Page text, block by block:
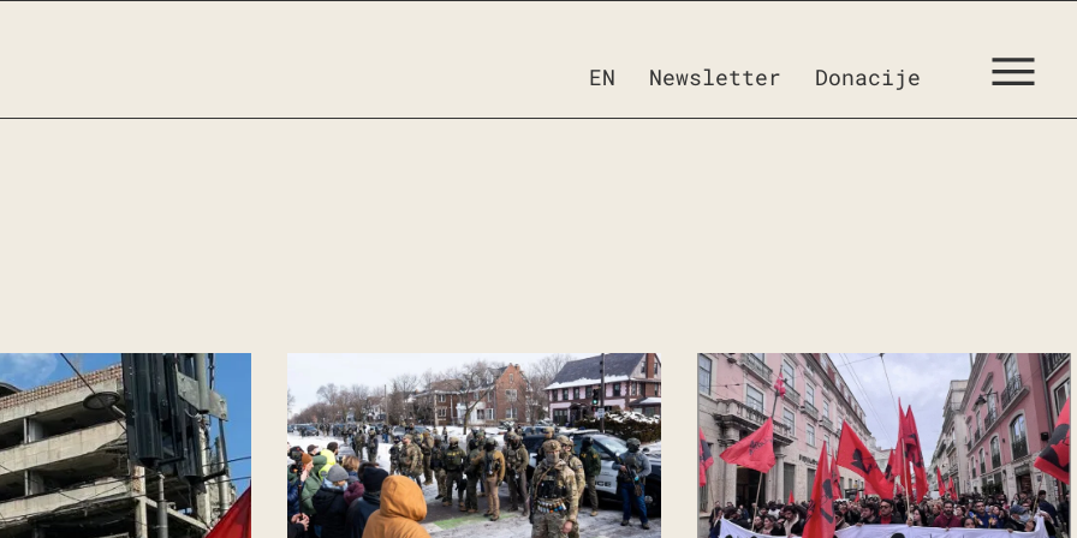
EN Newsletter Donacije